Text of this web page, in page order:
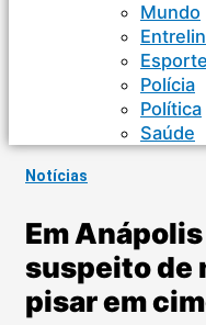
Mundo
Esporte
Polícia
Política
Saúde
Notícias
Em
suspeito de
pisar em